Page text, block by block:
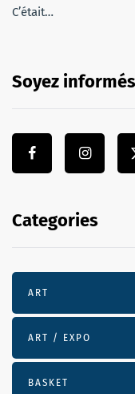
C’était…
Soyez informés
Categories
ART
ART / EXPO
BASKET